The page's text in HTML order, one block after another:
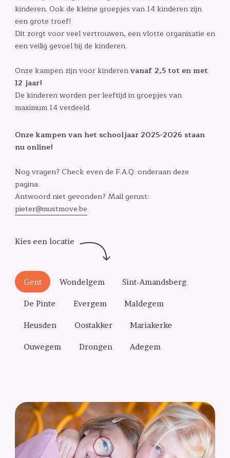
kinderen. Ook de kleine groepjes van 14 kinderen zijn
een grote troef!
Dit zorgt voor veel vertrouwen, een vlotte organisatie en
een veilig gevoel bij de kinderen.
Onze kampen zijn voor kinderenvanaf 2,5 tot en met
12 jaar!
De kinderen worden per leeftijd in groepjes van
maximum 14 verdeeld.
Onze kampen van het schooljaar 2025-2026 staan
nu online!
Nog vragen? Check even de F.A.Q. onderaan deze
pagina.
Antwoord niet gevonden? Mail gerust:
pieter@mustmove.be
Gent Wondelgem Sint-Amandsberg
De Pinte Evergem Maldegem
Heusden Oostakker Mariakerke
Ouwegem Drongen Adegem